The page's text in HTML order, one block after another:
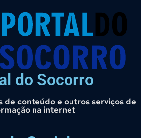
do Socorro
de conteúdo e outros serviços de
na internet